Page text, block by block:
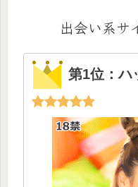
出会い系サ
第1位：ハ